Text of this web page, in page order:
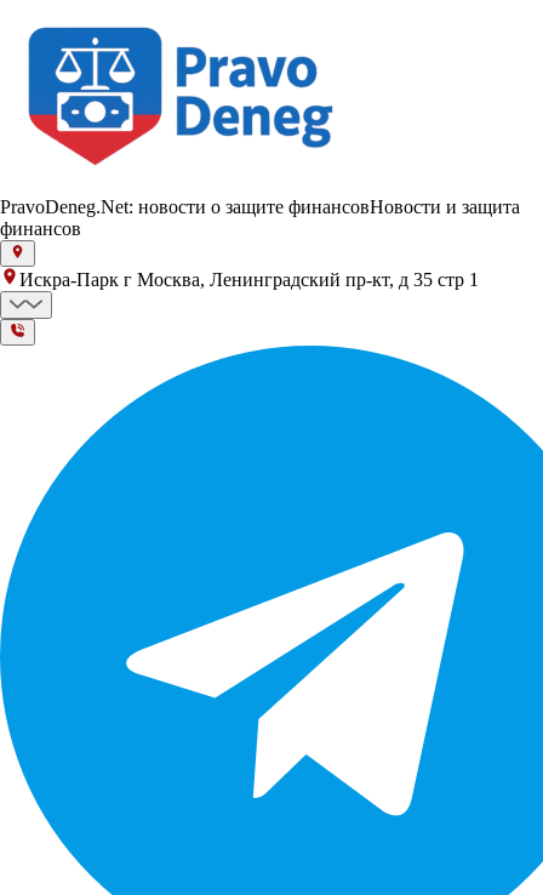
PravoDeneg.Net: новости о защите финансовНовости и защита
финансов
Искра-Парк г Москва, Ленинградский пр-кт, д 35 стр 1